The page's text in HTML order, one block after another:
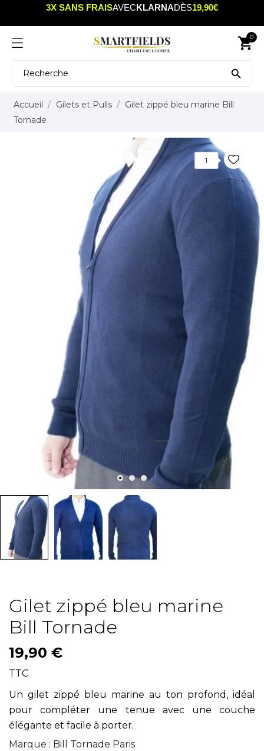
3X SANS FRAISAVECKLARNADÈS19,90€
shopping_cart
0

Accueil Gilets et Pulls
Gilet zippé bleu marine Bill
Tornade
1
Gilet zippé bleu marine
Bill Tornade
19,90 €
TTC
Un gilet zippé bleu marine au ton profond, idéal
pour compléter une tenue avec une couche
élégante et facile à porter.
Marque : Bill Tornade Paris